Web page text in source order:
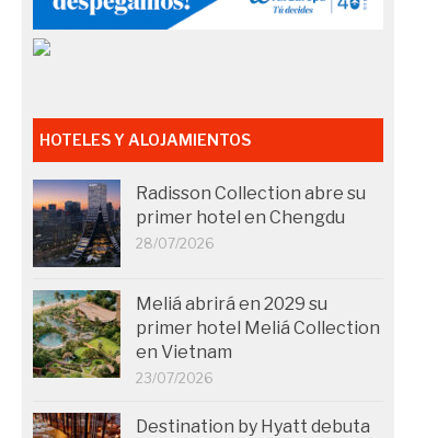
HOTELES Y ALOJAMIENTOS
Radisson Collection abre su
primer hotel en Chengdu
28/07/2026
Meliá abrirá en 2029 su
primer hotel Meliá Collection
en Vietnam
23/07/2026
Destination by Hyatt debuta